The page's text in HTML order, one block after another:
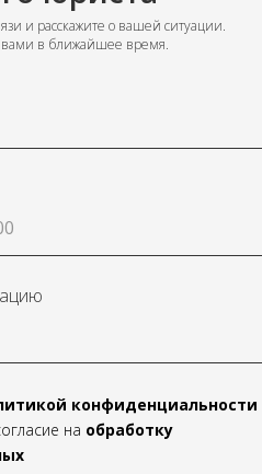
АУДИТ
каждую
и расскажите о вашей ситуации.
вами в ближайшее время.
конфиденциальности
на обработку